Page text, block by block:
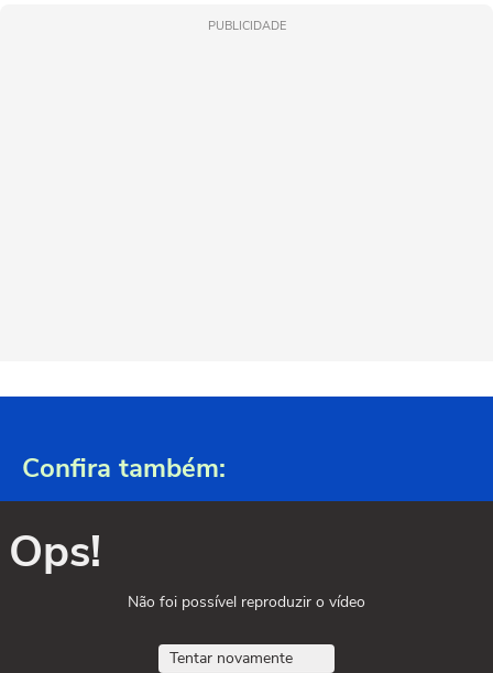
PUBLICIDADE
Confira também:
Ops!
Não foi possível reproduzir o vídeo
Tentar novamente